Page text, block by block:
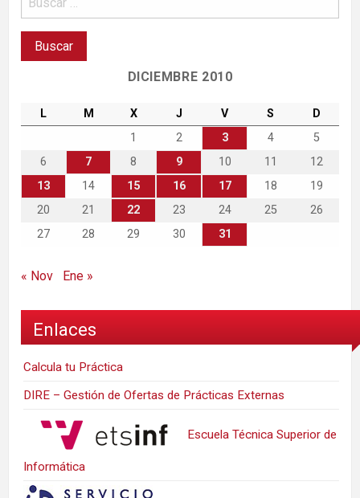
DICIEMBRE 2010
L M X J V S
D
1
2 3 4
5
6
7 8 9 10 11
12
13
14 15 16 17 18
19
20
21 22 23 24 25
26
27
28 29 30 31
« Nov Ene »
Enlaces
Calcula tu Práctica
DIRE – Gestión de Ofertas de Prácticas Externas
Escuela Técnica Superior de
Informática